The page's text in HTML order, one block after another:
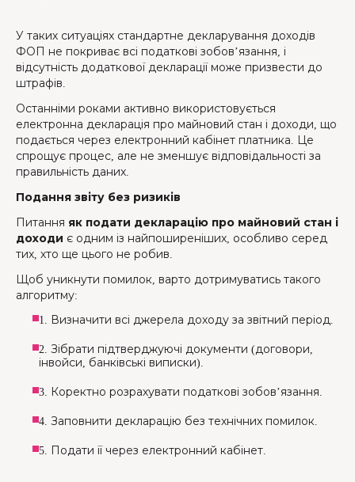
У таких ситуаціях стандартне декларування доходів
ФОП не покриває всі податкові зобов’язання, і
відсутність додаткової декларації може призвести до
штрафів.
Останніми роками активно використовується
електронна декларація про майновий стан і доходи, що
подається через електронний кабінет платника. Це
спрощує процес, але не зменшує відповідальності за
правильність даних.
Подання звіту без ризиків
Питання як подати декларацію про майновий стан і
доходи є одним із найпоширеніших, особливо серед
тих, хто ще цього не робив.
Щоб уникнути помилок, варто дотримуватись такого
алгоритму:
1. Визначити всі джерела доходу за звітний період.
2. Зібрати підтверджуючі документи (договори,
інвойси, банківські виписки).
3. Коректно розрахувати податкові зобов’язання.
4. Заповнити декларацію без технічних помилок.
5. Подати її через електронний кабінет.